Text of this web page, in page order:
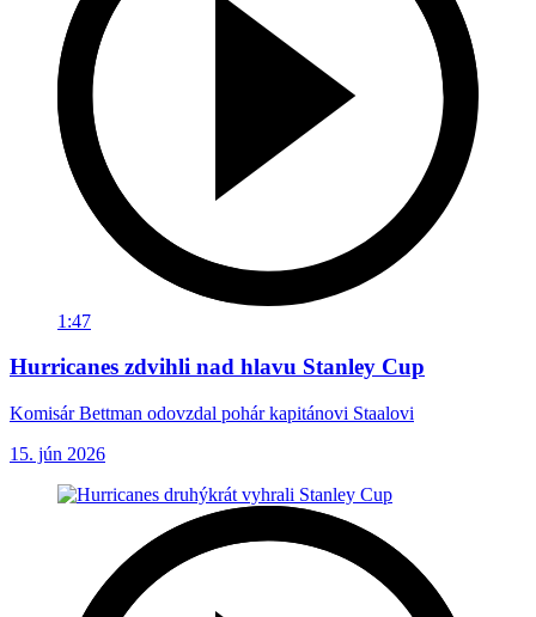
1:47
Hurricanes zdvihli nad hlavu Stanley Cup
Komisár Bettman odovzdal pohár kapitánovi Staalovi
15. jún 2026